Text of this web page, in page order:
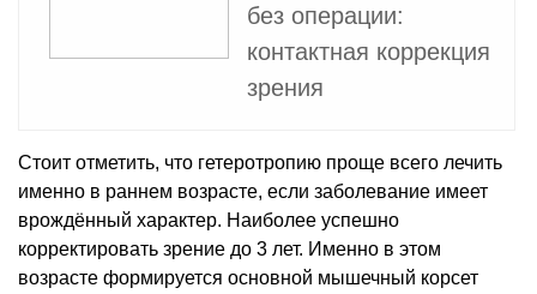
без операции:
контактная коррекция
зрения
Стоит отметить, что гетеротропию проще всего лечить
именно в раннем возрасте, если заболевание имеет
врождённый характер. Наиболее успешно
корректировать зрение до 3 лет. Именно в этом
возрасте формируется основной мышечный корсет